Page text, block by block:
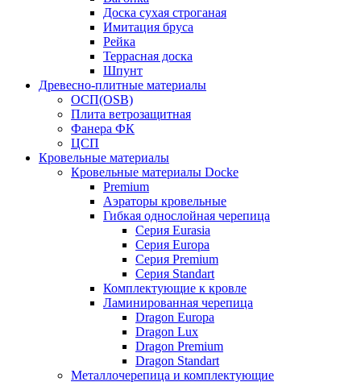
Доска сухая строганая
Имитация бруса
Рейка
Террасная доска
Шпунт
Древесно-плитные материалы
ОСП(OSB)
Плита ветрозащитная
Фанера ФК
ЦСП
Кровельные материалы
Кровельные материалы Docke
Premium
Аэраторы кровельные
Гибкая однослойная черепица
Серия Eurasia
Серия Europa
Серия Premium
Серия Standart
Комплектующие к кровле
Ламинированная черепица
Dragon Europa
Dragon Lux
Dragon Premium
Dragon Standart
Металлочерепица и комплектующие